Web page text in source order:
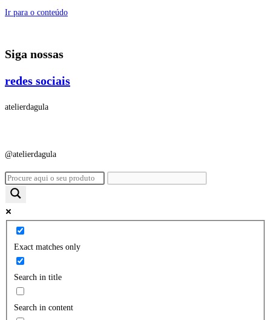
Ir para o conteúdo
Siga nossas
redes sociais
atelierdagula
@atelierdagula
Exact matches only
Search in title
Search in content